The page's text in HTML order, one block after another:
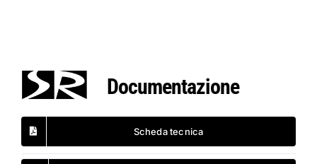
Documentazione
Scheda tecnica